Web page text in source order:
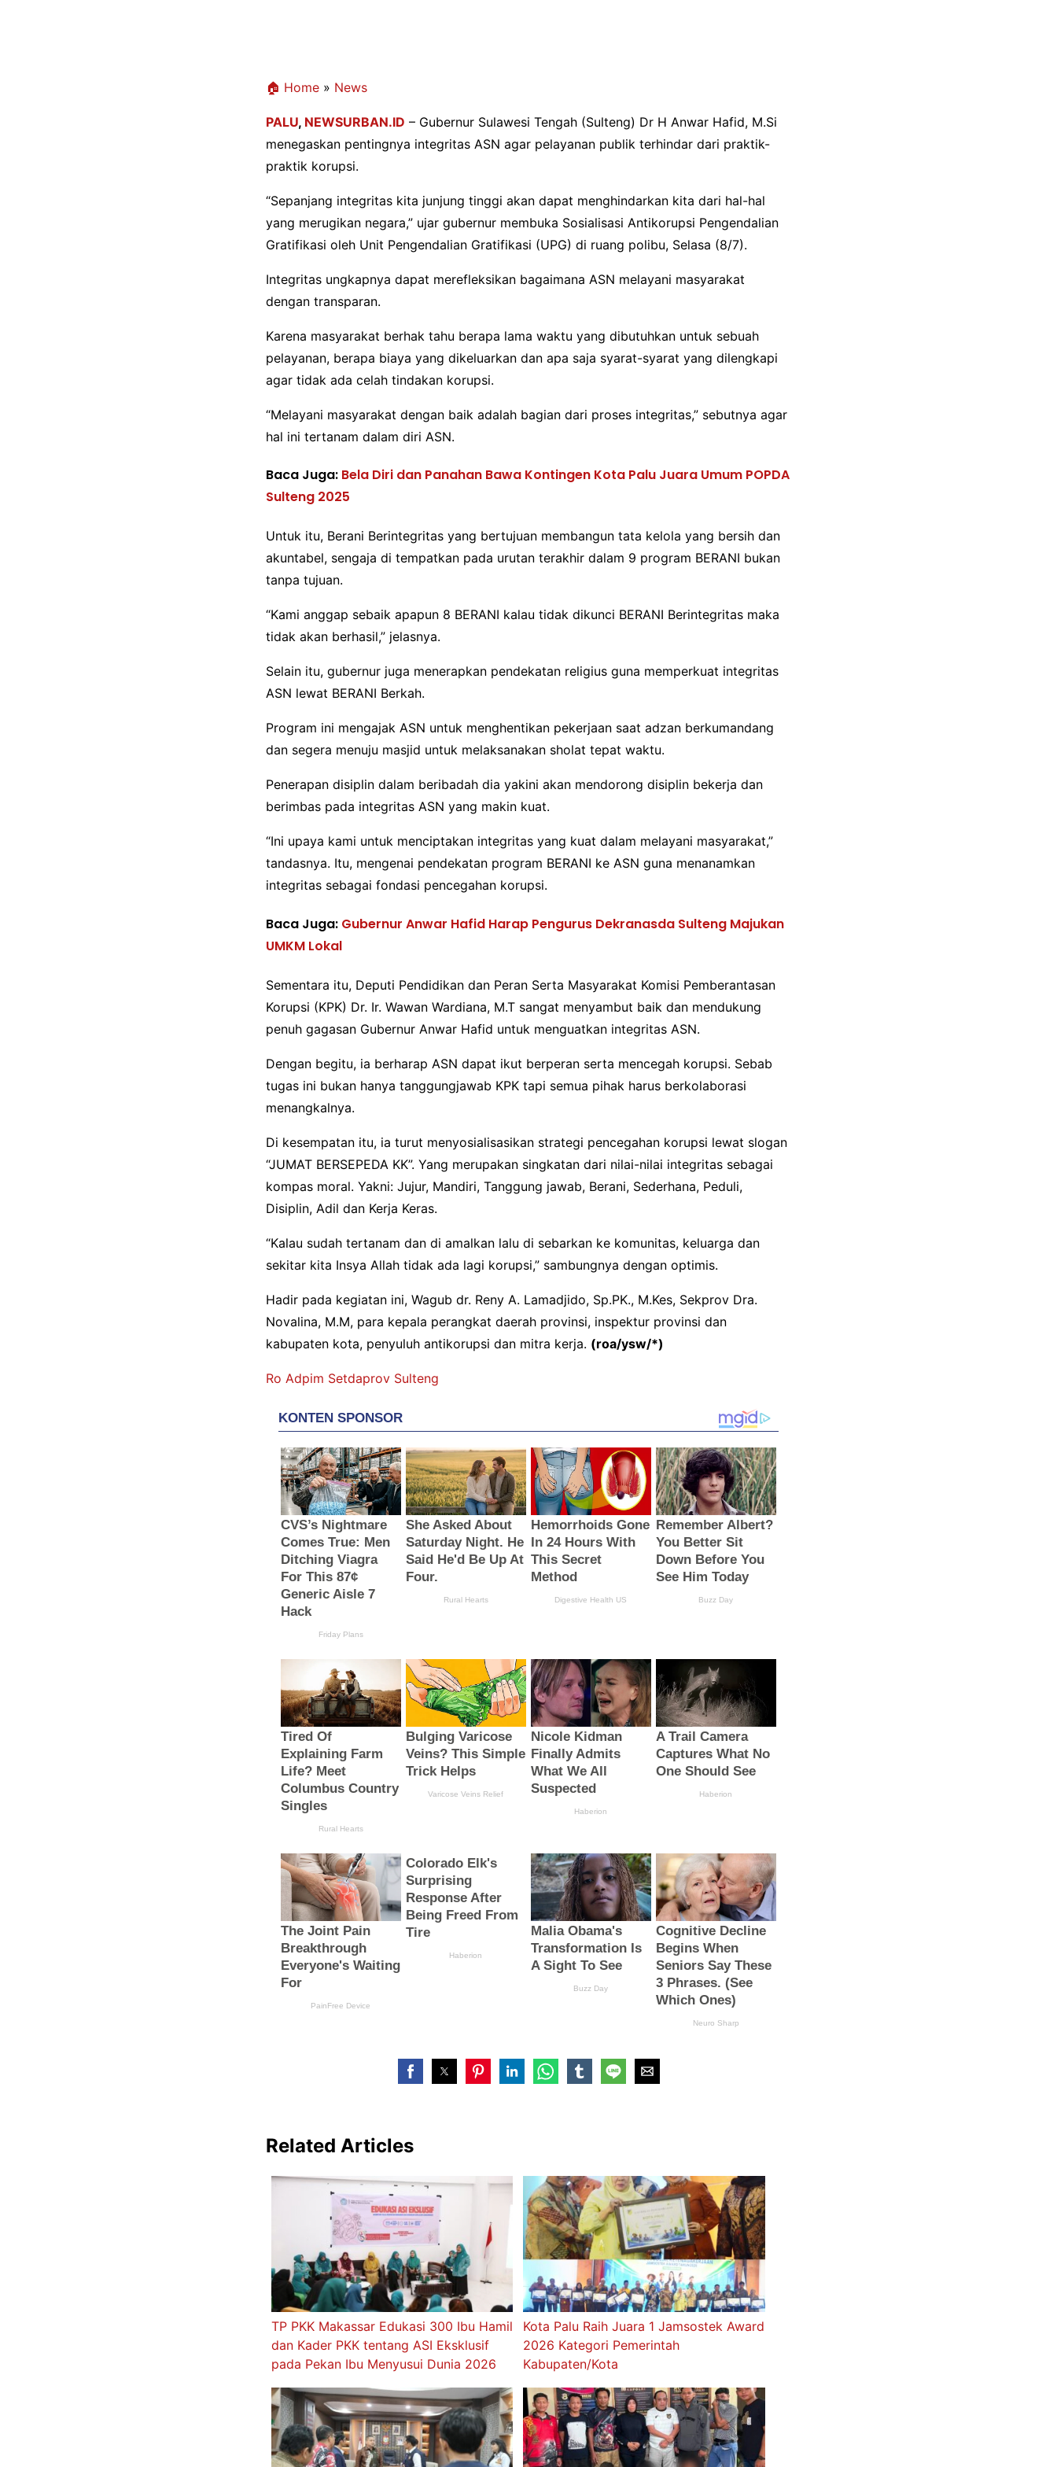
🏠 Home » News
PALU, NEWSURBAN.ID – Gubernur Sulawesi Tengah (Sulteng) Dr H Anwar Hafid, M.Si
menegaskan pentingnya integritas ASN agar pelayanan publik terhindar dari praktik-
praktik korupsi.
“Sepanjang integritas kita junjung tinggi akan dapat menghindarkan kita dari hal-hal
yang merugikan negara,” ujar gubernur membuka Sosialisasi Antikorupsi Pengendalian
Gratifikasi oleh Unit Pengendalian Gratifikasi (UPG) di ruang polibu, Selasa (8/7).
Integritas ungkapnya dapat merefleksikan bagaimana ASN melayani masyarakat
dengan transparan.
Karena masyarakat berhak tahu berapa lama waktu yang dibutuhkan untuk sebuah
pelayanan, berapa biaya yang dikeluarkan dan apa saja syarat-syarat yang dilengkapi
agar tidak ada celah tindakan korupsi.
“Melayani masyarakat dengan baik adalah bagian dari proses integritas,” sebutnya agar
hal ini tertanam dalam diri ASN.
Baca Juga: Bela Diri dan Panahan Bawa Kontingen Kota Palu Juara Umum POPDA
Sulteng 2025
Untuk itu, Berani Berintegritas yang bertujuan membangun tata kelola yang bersih dan
akuntabel, sengaja di tempatkan pada urutan terakhir dalam 9 program BERANI bukan
tanpa tujuan.
“Kami anggap sebaik apapun 8 BERANI kalau tidak dikunci BERANI Berintegritas maka
tidak akan berhasil,” jelasnya.
Selain itu, gubernur juga menerapkan pendekatan religius guna memperkuat integritas
ASN lewat BERANI Berkah.
Program ini mengajak ASN untuk menghentikan pekerjaan saat adzan berkumandang
dan segera menuju masjid untuk melaksanakan sholat tepat waktu.
Penerapan disiplin dalam beribadah dia yakini akan mendorong disiplin bekerja dan
berimbas pada integritas ASN yang makin kuat.
“Ini upaya kami untuk menciptakan integritas yang kuat dalam melayani masyarakat,”
tandasnya. Itu, mengenai pendekatan program BERANI ke ASN guna menanamkan
integritas sebagai fondasi pencegahan korupsi.
Baca Juga: Gubernur Anwar Hafid Harap Pengurus Dekranasda Sulteng Majukan
UMKM Lokal
Sementara itu, Deputi Pendidikan dan Peran Serta Masyarakat Komisi Pemberantasan
Korupsi (KPK) Dr. Ir. Wawan Wardiana, M.T sangat menyambut baik dan mendukung
penuh gagasan Gubernur Anwar Hafid untuk menguatkan integritas ASN.
Dengan begitu, ia berharap ASN dapat ikut berperan serta mencegah korupsi. Sebab
tugas ini bukan hanya tanggungjawab KPK tapi semua pihak harus berkolaborasi
menangkalnya.
Di kesempatan itu, ia turut menyosialisasikan strategi pencegahan korupsi lewat slogan
“JUMAT BERSEPEDA KK”. Yang merupakan singkatan dari nilai-nilai integritas sebagai
kompas moral. Yakni: Jujur, Mandiri, Tanggung jawab, Berani, Sederhana, Peduli,
Disiplin, Adil dan Kerja Keras.
“Kalau sudah tertanam dan di amalkan lalu di sebarkan ke komunitas, keluarga dan
sekitar kita Insya Allah tidak ada lagi korupsi,” sambungnya dengan optimis.
Hadir pada kegiatan ini, Wagub dr. Reny A. Lamadjido, Sp.PK., M.Kes, Sekprov Dra.
Novalina, M.M, para kepala perangkat daerah provinsi, inspektur provinsi dan
kabupaten kota, penyuluh antikorupsi dan mitra kerja. (roa/ysw/*)
Ro Adpim Setdaprov Sulteng
Related Articles
TP PKK Makassar Edukasi 300 Ibu Hamil
dan Kader PKK tentang ASI Eksklusif
pada Pekan Ibu Menyusui Dunia 2026
Kota Palu Raih Juara 1 Jamsostek Award
2026 Kategori Pemerintah
Kabupaten/Kota